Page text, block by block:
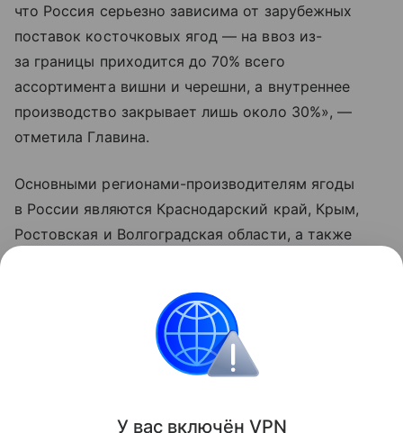
что Россия серьезно зависима от зарубежных
поставок косточковых ягод — на ввоз из-
за границы приходится до 70% всего
ассортимента вишни и черешни, а внутреннее
производство закрывает лишь около 30%», —
отметила Главина.
Основными регионами-производителям ягоды
в России являются Краснодарский край, Крым,
Ростовская и Волгоградская области, а также
массовый сбор вишни.
Внешняя политика
Поделиться
У вас включён VPN